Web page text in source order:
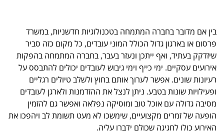
בין אם מדובר בחברה המתמחה בטכנולוגיות חדשניות, במשרד
פרסום או בארגון גדול הכולל המוני עובדים, כל מקום כזה סביר
שיזדקק בעתיד, ואף ייתכן ונעזר בעבר, בחברה המתמחה בהפקות
אירועים עסקיים. ימי כייף וימי גיבוש לעובדים יכולים להתבסס על
רעיונות שונים. אפשר לערוך אותם בחוץ ולשלב טיולים רגליים
ופעילויות שונות בטבע. ניתן לנצל את ההזדמנות ולארגן לעובדים
מסיבה גדולה עם אוכל טוב ומוסיקה נפלאה ואפשר גם להזמין
הופעה של זמרים מקצועיים, שימשכו לא מעט תשומת לב ויהפכו את
האירוע כולו לחגיגה שכולם ידברו עליה.